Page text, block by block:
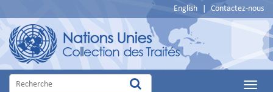
English Contactez-nous
Main